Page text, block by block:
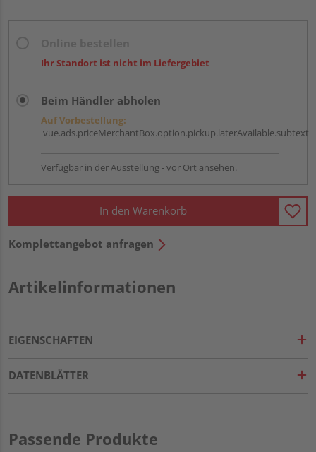
Ihr Standort ist nicht im Liefergebiet
Beim Händler abholen
Auf Vorbestellung:
vue.ads.priceMerchantBox.option.pickup.laterAvailable.subtext
Verfügbar in der Ausstellung - vor Ort ansehen.
In den Warenkorb
Komplettangebot anfragen
Artikelinformationen
EIGENSCHAFTEN
DATENBLÄTTER
Passende Produkte